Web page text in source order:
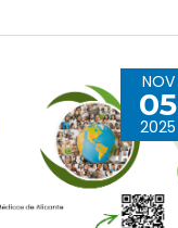
NOV
05
2025